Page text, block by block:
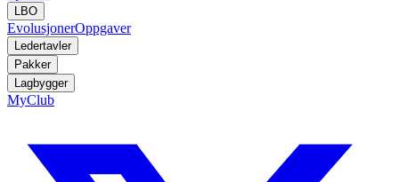
LBO
EvolusjonerOppgaver
Ledertavler
Pakker
Lagbygger
MyClub